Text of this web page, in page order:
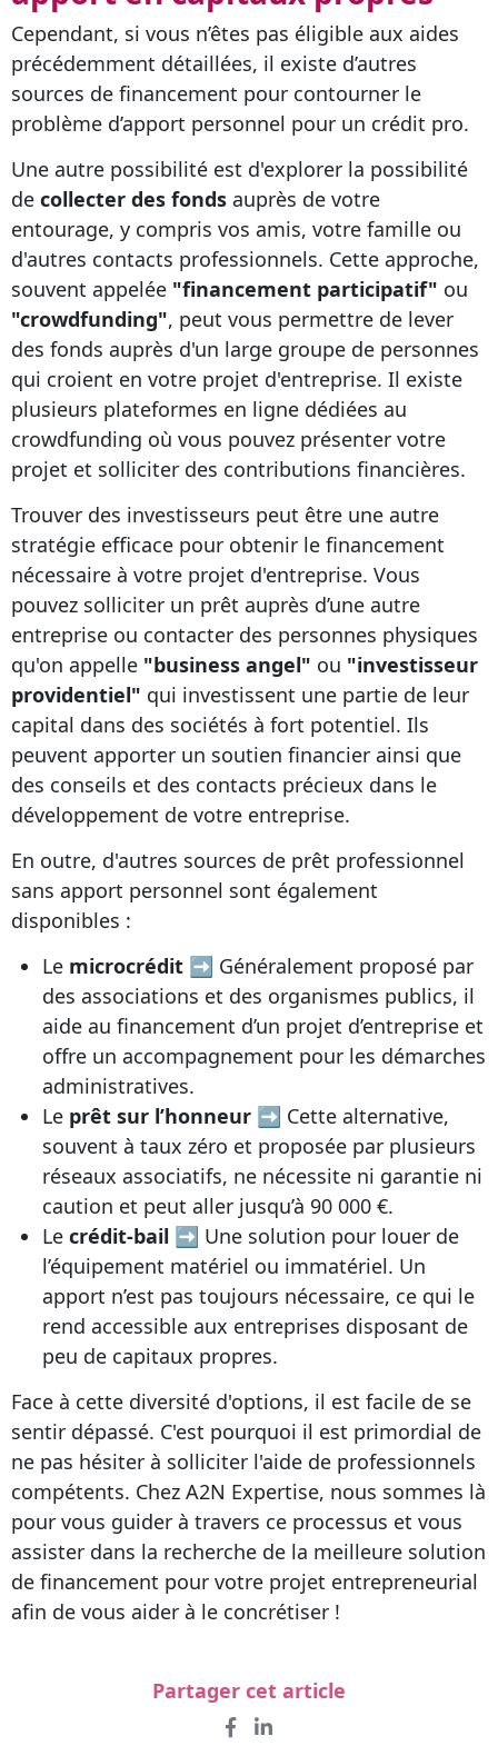
Cependant, si vous n’êtes pas éligible aux aides
précédemment détaillées, il existe d’autres
sources de financement pour contourner le
problème d’apport personnel pour un crédit pro.
Une autre possibilité est d'explorer la possibilité
de collecter des fonds auprès de votre
entourage, y compris vos amis, votre famille ou
d'autres contacts professionnels. Cette approche,
souvent appelée "financement participatif" ou
"crowdfunding", peut vous permettre de lever
des fonds auprès d'un large groupe de personnes
qui croient en votre projet d'entreprise. Il existe
plusieurs plateformes en ligne dédiées au
crowdfunding où vous pouvez présenter votre
projet et solliciter des contributions financières.
Trouver des investisseurs peut être une autre
stratégie efficace pour obtenir le financement
nécessaire à votre projet d'entreprise. Vous
pouvez solliciter un prêt auprès d’une autre
entreprise ou contacter des personnes physiques
qu'on appelle "business angel" ou "investisseur
providentiel" qui investissent une partie de leur
capital dans des sociétés à fort potentiel. Ils
peuvent apporter un soutien financier ainsi que
des conseils et des contacts précieux dans le
développement de votre entreprise.
En outre, d'autres sources de prêt professionnel
sans apport personnel sont également
disponibles :
Le microcrédit ➡ Généralement proposé par
des associations et des organismes publics, il
aide au financement d’un projet d’entreprise et
offre un accompagnement pour les démarches
administratives.
Le prêt sur l’honneur ➡ Cette alternative,
souvent à taux zéro et proposée par plusieurs
réseaux associatifs, ne nécessite ni garantie ni
caution et peut aller jusqu’à 90 000 €.
Le crédit-bail ➡ Une solution pour louer de
l’équipement matériel ou immatériel. Un
apport n’est pas toujours nécessaire, ce qui le
rend accessible aux entreprises disposant de
peu de capitaux propres.
Face à cette diversité d'options, il est facile de se
sentir dépassé. C'est pourquoi il est primordial de
ne pas hésiter à solliciter l'aide de professionnels
compétents. Chez A2N Expertise, nous sommes là
pour vous guider à travers ce processus et vous
assister dans la recherche de la meilleure solution
de financement pour votre projet entrepreneurial
afin de vous aider à le concrétiser !
Partager cet article